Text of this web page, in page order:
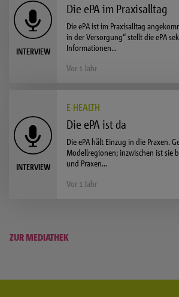
INTERVIEW
Die ePA im Praxisalltag
Die ePA ist im Praxisalltag
in der Versorgung“ stellt die ePA
Informationen…
Vor 1 Jahr
INTERVIEW
E-HEALTH
Die ePA ist da
Die ePA hält Einzug in die Praxen.
Modellregionen; inzwischen ist sie
und Praxen…
Vor 1 Jahr
ZUR MEDIATHEK